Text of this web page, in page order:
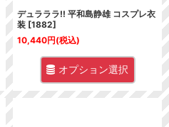
デュラララ!! 平和島静雄 コスプレ衣
装 [1882]
10,440円(税込)
オプション選択